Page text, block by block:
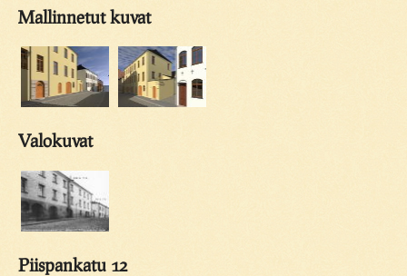
Mallinnetut kuvat
Valokuvat
Piispankatu 12